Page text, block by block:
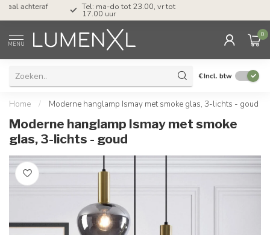
Tel: ma-do tot 23.00, vr tot 21.00, za tot
MENU
0
€Incl. btw
Home / Moderne hanglamp Ismay met smoke glas, 3-lichts - goud
Moderne hanglamp Ismay met smoke
glas, 3-lichts - goud